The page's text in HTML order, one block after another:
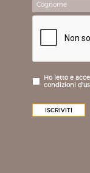
Ho letto e
condizioni